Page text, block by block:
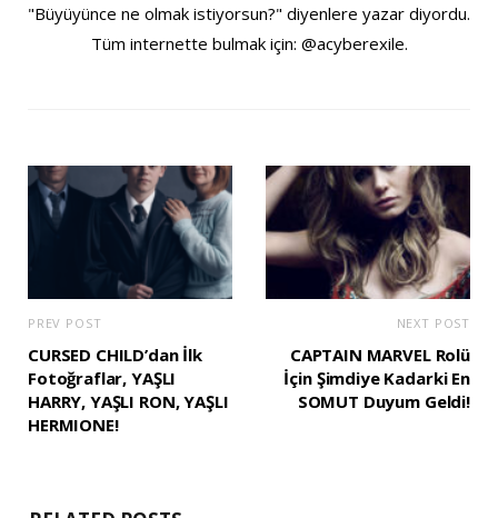
"Büyüyünce ne olmak istiyorsun?" diyenlere yazar diyordu.
Tüm internette bulmak için: @acyberexile.
PREV POST
CURSED CHILD’dan İlk
Fotoğraflar, YAŞLI
HARRY, YAŞLI RON, YAŞLI
HERMIONE!
NEXT POST
CAPTAIN MARVEL Rolü
İçin Şimdiye Kadarki En
SOMUT Duyum Geldi!